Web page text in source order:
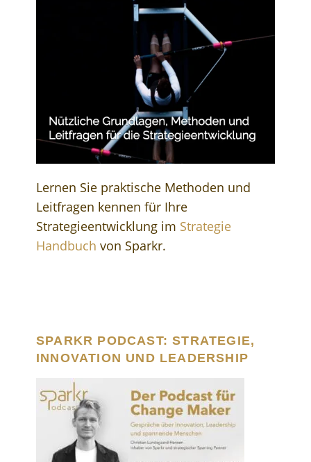
Lernen Sie praktische Methoden und
Leitfragen kennen für Ihre
Strategieentwicklung im Strategie
Handbuch von Sparkr.
SPARKR PODCAST: STRATEGIE,
INNOVATION UND LEADERSHIP